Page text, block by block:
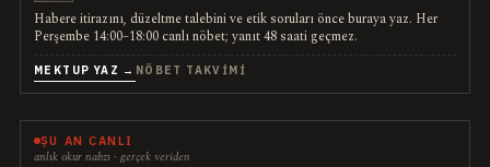
Habere itirazını, düzeltme talebini ve etik soruları önce buraya yaz. Her
Perşembe 14:00–18:00 canlı nöbet; yanıt 48 saati geçmez.
MEKTUP YAZ → NÖBET TAKVIMI
ŞU AN CANLI
anlık okur nabzı · gerçek veriden